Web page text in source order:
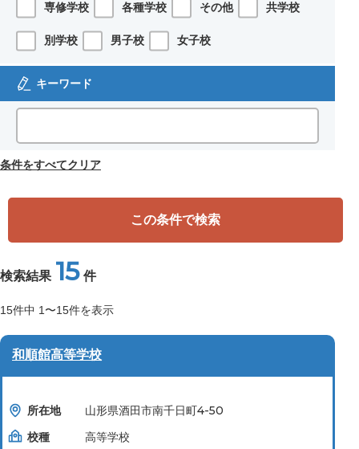
専修学校 各種学校 その他 共学校
別学校 男子校 女子校
キーワード
条件をすべてクリア
この条件で検索
検索結果 15 件
15件中 1〜15件を表示
和順館高等学校
所在地
山形県酒田市南千日町4-50
校種
高等学校